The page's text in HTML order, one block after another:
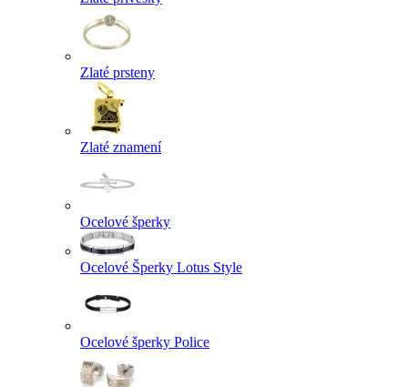
Zlaté prsteny
Zlaté znamení
Ocelové šperky
Ocelové Šperky Lotus Style
Ocelové šperky Police